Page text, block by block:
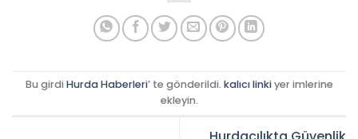
Bu girdi Hurda Haberleri’ te gönderildi. kalıcı linkiyer imlerine
ekleyin.